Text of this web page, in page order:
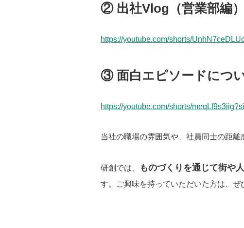
② 出社Vlog（営業部編）
https://youtube.com/shorts/
③ 面白エピソードにつ
https://youtube.com/shorts/
当社の職場の雰囲気や、社員同士の距離
研創では、 ものづくりを通じて街や
す。ご興味を持っていただいた方は、ぜ